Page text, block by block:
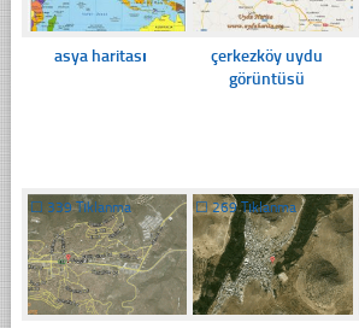
asya haritası
çerkezköy uydu
görüntüsü
☐ 339 Tıklanma ☐269 Tıklanma